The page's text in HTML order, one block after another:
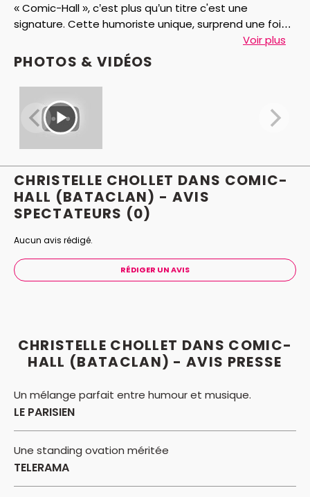
« Comic-Hall », c’est plus qu’un titre c'est une
signature. Cette humoriste unique, surprend une fois
des tubes revisités (Michael Jackson, Renaud, Mylène
Farmer, Diam’s, etc.) de l'énergie, des crises de fous
rire, de la folie, de la dérision, des héros, encore des
rires, des supers héros même … et tout cela dans 1 m
60 et 48 kilos !!!
Voir plus
PHOTOS & VIDÉOS
CHRISTELLE CHOLLET DANS COMIC-
HALL (BATACLAN) - AVIS
SPECTATEURS (0)
Aucun avis rédigé.
RÉDIGER UN AVIS
CHRISTELLE CHOLLET DANS COMIC-
HALL (BATACLAN) - AVIS PRESSE
Un mélange parfait entre humour et musique.
LE PARISIEN
Une standing ovation méritée
TELERAMA